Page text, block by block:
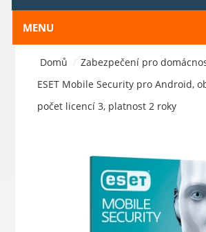
MENU
Domů / Zabezpečení pro
ESET Mobile Security pro Android,
počet licencí 3, platnost 2 roky